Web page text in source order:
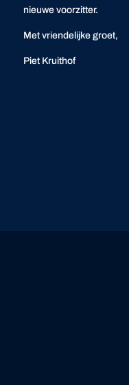
nieuwe voorzitter.
Met vriendelijke groet,
Piet Kruithof